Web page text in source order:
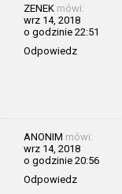
ZENEK mówi:
wrz 14, 2018
o godzinie 22:51
Odpowiedz
ANONIM mówi:
wrz 14, 2018
o godzinie 20:56
Odpowiedz